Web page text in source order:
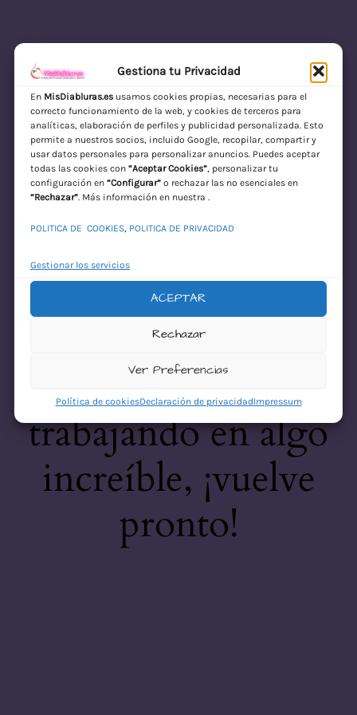
Gestiona tu Privacidad
En MisDiabluras.esusamos cookies propias, necesarias para el
correcto funcionamiento de la web, y cookies de terceros para
analíticas, elaboración de perfiles y publicidad personalizada. Esto
permite a nuestros socios, incluido Google, recopilar, compartir y
usar datos personales para personalizar anuncios. Puedes aceptar
todas las cookies con “Aceptar Cookies”, personalizar tu
configuración en “Configurar”o rechazar las no esenciales en
“Rechazar”. Más información en nuestra .
POLITICA DE COOKIES, POLITICA DE PRIVACIDAD
Gestionar los servicios
ACEPTAR
Rechazar
Ver Preferencias
Política de cookiesDeclaración de privacidadImpressum
MisDiabluras | Sexshop Online con Envío
Discreto en España
Acceder
¡Disculpa este
desastre! Estamos
trabajando en algo
increíble, ¡vuelve
pronto!